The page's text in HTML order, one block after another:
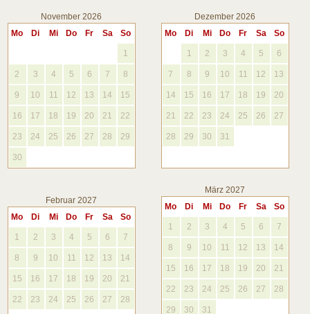
November 2026
Mo
Di Mi Do Fr Sa So
1
2 3 4 5 6 7 8
9 10 11 12 13 14 15
16 17 18 19 20 21 22
23 24 25 26 27 28 29
30
Dezember 2026
Mo
Di Mi Do Fr Sa So
1 2 3 4 5 6
7 8 9 10 11 12 13
14 15 16 17 18 19 20
21 22 23 24 25 26 27
28 29 30 31
Februar 2027
Mo
Di Mi Do Fr Sa So
1 2 3 4 5 6 7
8 9 10 11 12 13 14
15 16 17 18 19 20 21
22 23 24 25 26 27 28
März 2027
Mo
Di Mi Do Fr Sa So
1 2 3 4 5 6 7
8 9 10 11 12 13 14
15 16 17 18 19 20 21
22 23 24 25 26 27 28
29 30 31